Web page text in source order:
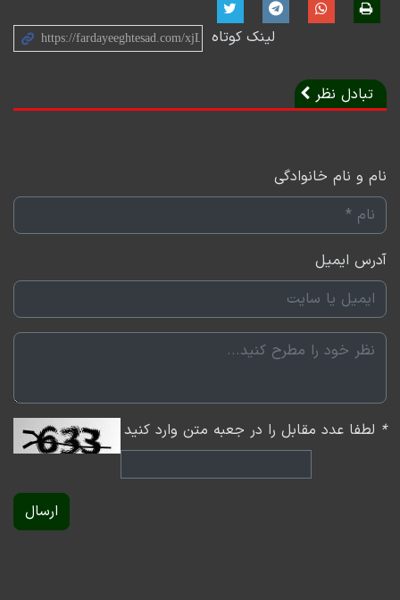
لینک کوتاه
تبادل نظر
نام و نام خانوادگی
آدرس ایمیل
* لطفا عدد مقابل را در جعبه متن وارد کنید
ارسال